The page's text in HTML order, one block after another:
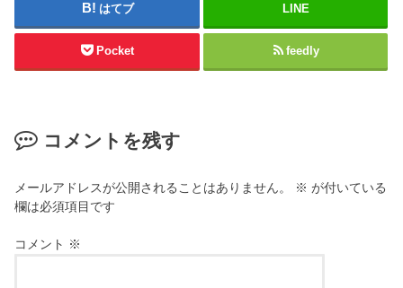
はてブ LINE
Pocket feedly
コメントを残す
メールアドレスが公開されることはありません。 ※ が付いている
欄は必須項目です
コメント ※